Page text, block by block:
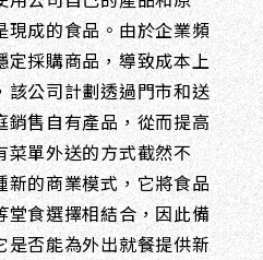
現成的食品。由於企業頻
定採購商品，導致成本上
該公司計劃透過門市和送
銷售自有產品，從而提高
單外送的方式截然不
新的商業模式，它將食品
堂食選擇相結合，因此備
是否能為外出就餐提供新